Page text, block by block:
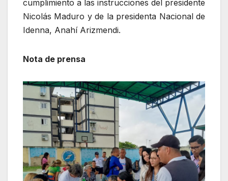
cumplimiento a las instrucciones del presidente
Nicolás Maduro y de la presidenta Nacional de
Idenna, Anahí Arizmendi.
Nota de prensa